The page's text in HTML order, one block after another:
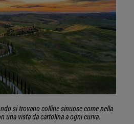
si trovano colline sinuose come nella
una vista da cartolina a ogni curva.